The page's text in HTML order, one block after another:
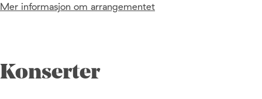
Mer informasjon om arrangementet
Konserter